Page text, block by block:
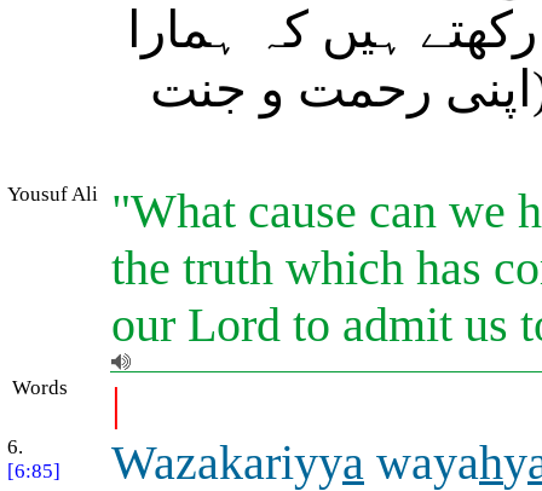
ہیں کہ ہمارا
رحمت و جنت
Yousuf Ali
"What cause can we
the truth which has
our Lord to admit us
Words |
6.
[6:85]
Wazakariyya wayahy